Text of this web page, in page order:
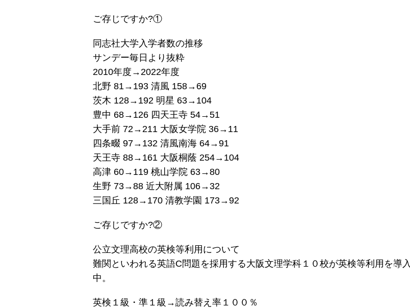
ご存じですか?①
同志社大学入学者数の推移
サンデー毎日より抜粋
2010年度→2022年度
北野 81→193 清風 158→69
茨木 128→192 明星 63→104
豊中 68→126 四天王寺 54→51
大手前 72→211 大阪女学院 36→11
四条畷 97→132 清風南海 64→91
天王寺 88→161 大阪桐蔭 254→104
高津 60→119 桃山学院 63→80
生野 73→88 近大附属 106→32
三国丘 128→170 清教学園 173→92
ご存じですか?②
公立文理高校の英検等利用について
難関といわれる英語C問題を採用する大阪文理学科１０校が英検等利用を導入
中。
英検１級・準１級→読み替え率１００％